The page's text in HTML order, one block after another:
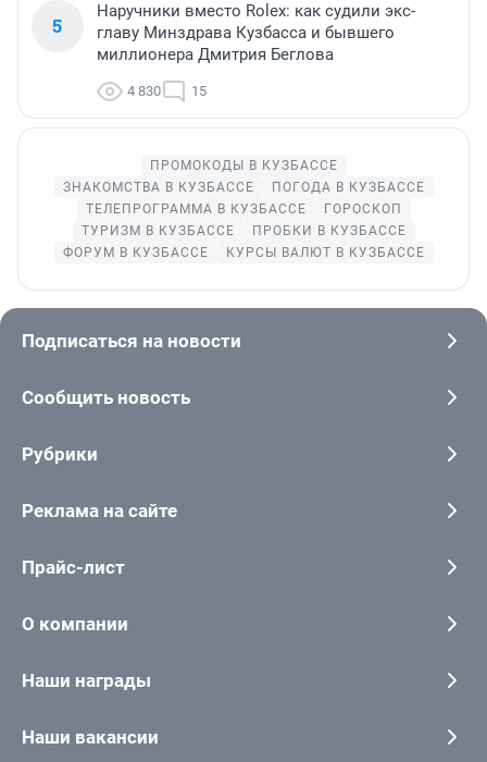
5
Наручники вместо Rolex: как судили экс-
главу Минздрава Кузбасса и бывшего
миллионера Дмитрия Беглова
4 830 15
ПРОМОКОДЫ В КУЗБАССЕ
ЗНАКОМСТВА В КУЗБАССЕ
ПОГОДА В КУЗБАССЕ
ТЕЛЕПРОГРАММА В КУЗБАССЕ
ГОРОСКОП
ТУРИЗМ В КУЗБАССЕ
ПРОБКИ В КУЗБАССЕ
ФОРУМ В КУЗБАССЕ
КУРСЫ ВАЛЮТ В КУЗБАССЕ
Подписаться на новости
Сообщить новость
Рубрики
Реклама на сайте
Прайс-лист
О компании
Наши награды
Наши вакансии